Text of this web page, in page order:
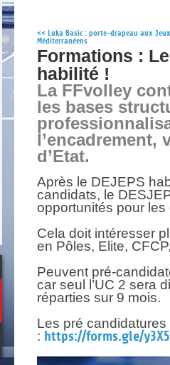
LUTTE CONTRE LES VIOLENCES
<< Luka Basic : porte-drapeau aux Jeux
Méditerranéens
Formations :
habilité !
La FFvolley
les bases
l’encadrement,
d’Etat.
Après le DEJEPS
candidats, le
opportunités pour
Cela doit intéresser
en Pôles, Elite,
Peuvent pré-
car seul l’UC 2 sera
réparties sur 9 mois.
Les pré
: https://forms.gle/